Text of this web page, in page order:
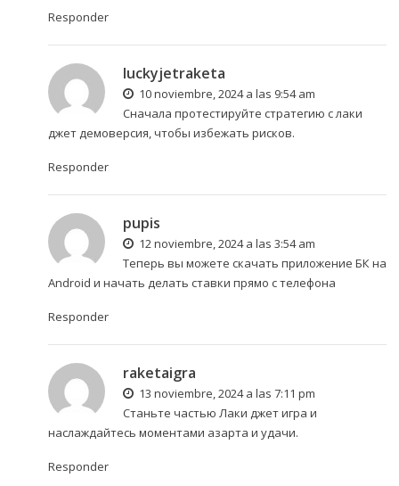
Responder
luckyjetraketa
10 noviembre, 2024 a las 9:54 am
Сначала протестируйте стратегию слаки
джет демоверсия, чтобы избежать рисков.
Responder
pupis
12 noviembre, 2024 a las 3:54 am
Теперь вы можете скачать приложение БКна
Android и начать делать ставки прямо с телефона
Responder
raketaigra
13 noviembre, 2024 a las 7:11 pm
Станьте частью Лаки джет игра и
наслаждайтесь моментами азарта и удачи.
Responder